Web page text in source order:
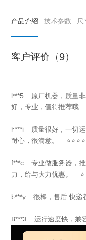
产品介绍 技术参数 尺
客户评价（9）
l***5 原厂机器，质量非
好，专业，值得推荐哦
h***i 质量很好，一切运
耐心，很满意。
f***c 专业做服务器，推
力，给与大力优惠。
b***y 很棒，售后 快递
B***3 运行速度快，兼